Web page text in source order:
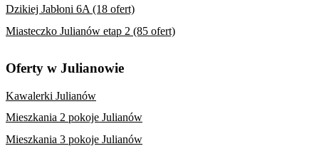
Dzikiej Jabłoni 6A (18 ofert)
Miasteczko Julianów etap 2 (85 ofert)
Oferty w Julianowie
Kawalerki Julianów
Mieszkania 2 pokoje Julianów
Mieszkania 3 pokoje Julianów